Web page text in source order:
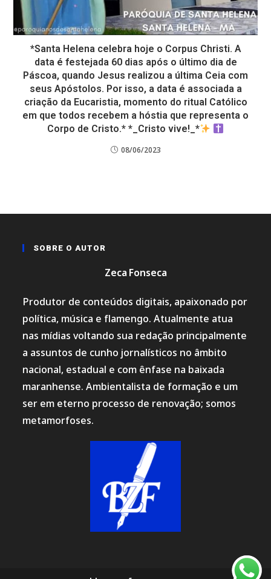
*Santa Helena celebra hoje o Corpus Christi. A
data é festejada 60 dias após o último dia de
Páscoa, quando Jesus realizou a última Ceia com
seus Apóstolos. Por isso, a data é associada a
criação da Eucaristia, momento do ritual Católico
em que todos recebem a hóstia que representa o
Corpo de Cristo.* *_Cristo vive!_*
08/06/2023
SOBRE O AUTOR
Zeca Fonseca
Produtor de conteúdos digitais, apaixonado por
política, música e flamengo. Atualmente atua
nas mídias voltando sua redação principalmente
a assuntos de cunho jornalísticos no âmbito
nacional, estadual e com ênfase na baixada
maranhense. Ambientalista de formação e um
ser em eterno processo de renovação; somos
metamorfoses.